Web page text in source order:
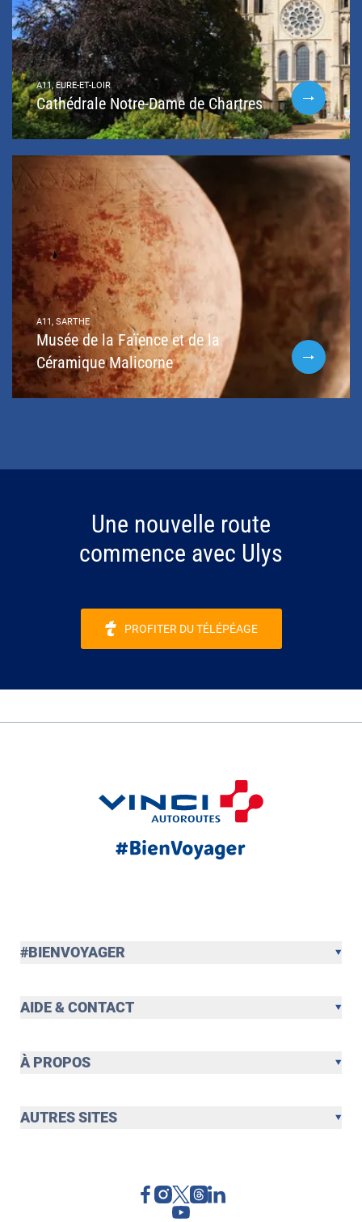
A11, EURE-ET-LOIR
Cathédrale Notre-Dame de Chartres
A11, SARTHE
Musée de la Faïence et de la
Céramique Malicorne
Une nouvelle route
commence avec Ulys
PROFITER DU TÉLÉPÉAGE
#BIENVOYAGER
AIDE & CONTACT
À PROPOS
AUTRES SITES